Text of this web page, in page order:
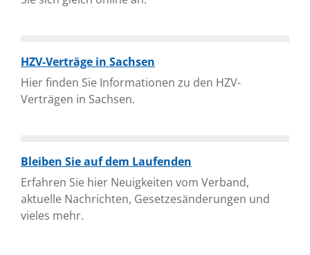
HZV-Verträge in Sachsen
Hier finden Sie Informationen zu den HZV-
Verträgen in Sachsen.
Bleiben Sie auf dem Laufenden
Erfahren Sie hier Neuigkeiten vom Verband,
aktuelle Nachrichten, Gesetzesänderungen und
vieles mehr.